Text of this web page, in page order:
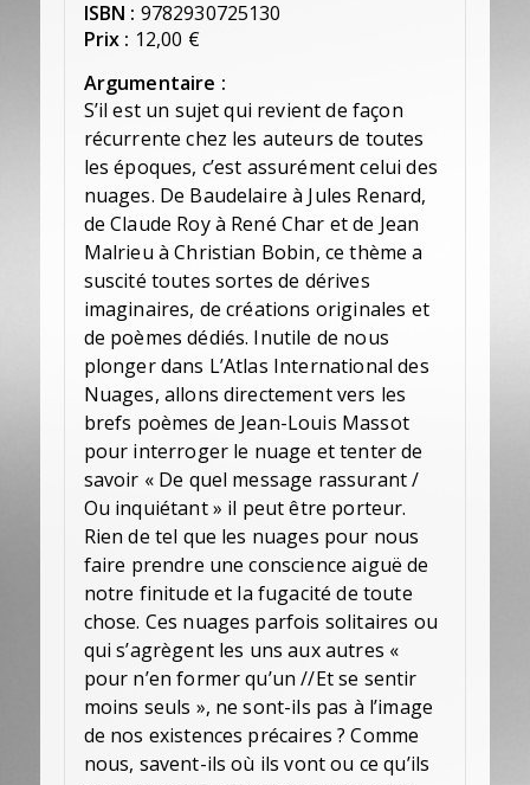
ISBN : 9782930725130
Prix : 12,00 €
Argumentaire :
S’il est un sujet qui revient de façon
récurrente chez les auteurs de toutes
les époques, c’est assurément celui des
nuages. De Baudelaire à Jules Renard,
de Claude Roy à René Char et de Jean
Malrieu à Christian Bobin, ce thème a
suscité toutes sortes de dérives
imaginaires, de créations originales et
de poèmes dédiés. Inutile de nous
plonger dans L’Atlas International des
Nuages, allons directement vers les
brefs poèmes de Jean-Louis Massot
pour interroger le nuage et tenter de
savoir « De quel message rassurant /
Ou inquiétant » il peut être porteur.
Rien de tel que les nuages pour nous
faire prendre une conscience aiguë de
notre finitude et la fugacité de toute
chose. Ces nuages parfois solitaires ou
qui s’agrègent les uns aux autres «
pour n’en former qu’un //Et se sentir
moins seuls », ne sont-ils pas à l’image
de nos existences précaires ? Comme
nous, savent-ils où ils vont ou ce qu’ils